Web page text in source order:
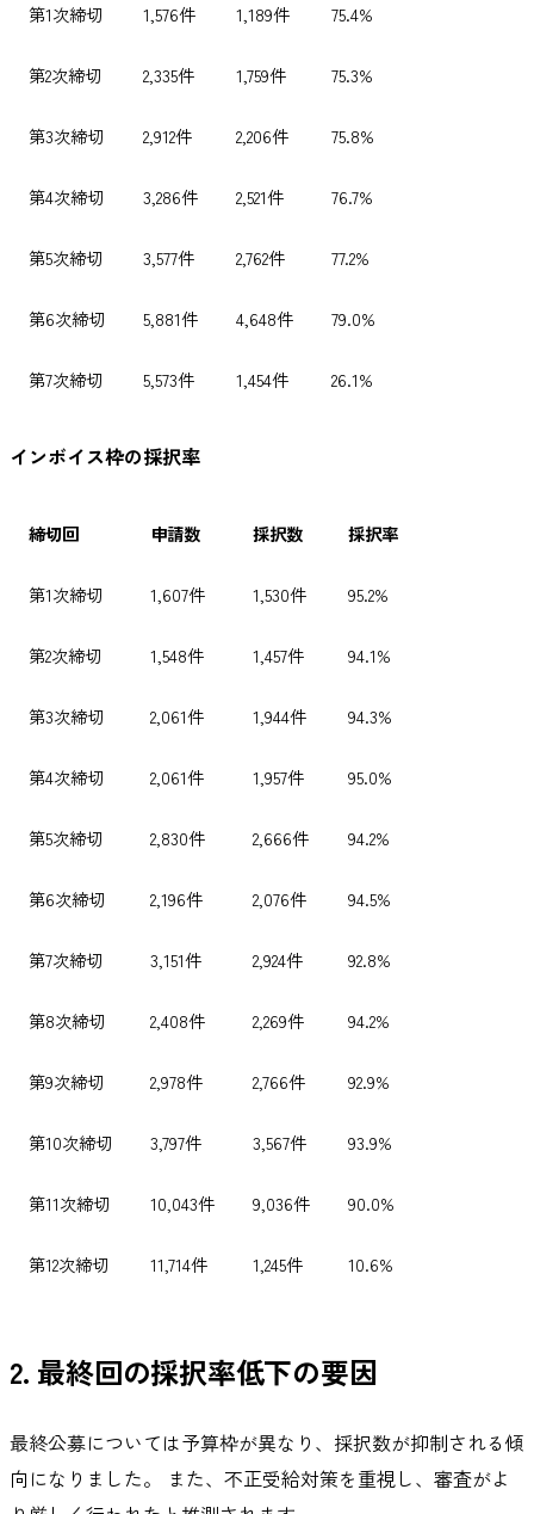
第1次締切 1,576件 1,189件 75.4%
第2次締切 2,335件 1,759件 75.3%
第3次締切 2,912件 2,206件 75.8%
第4次締切 3,286件 2,521件 76.7%
第5次締切 3,577件 2,762件 77.2%
第6次締切 5,881件 4,648件 79.0%
第7次締切 5,573件 1,454件 26.1%
インボイス枠の採択率
締切回 申請数 採択数 採択率
第1次締切 1,607件 1,530件 95.2%
第2次締切 1,548件 1,457件 94.1%
第3次締切 2,061件 1,944件 94.3%
第4次締切 2,061件 1,957件 95.0%
第5次締切 2,830件 2,666件 94.2%
第6次締切 2,196件 2,076件 94.5%
第7次締切 3,151件 2,924件 92.8%
第8次締切 2,408件 2,269件 94.2%
第9次締切 2,978件 2,766件 92.9%
第10次締切 3,797件 3,567件 93.9%
第11次締切 10,043件 9,036件 90.0%
第12次締切 11,714件 1,245件 10.6%
2. 最終回の採択率低下の要因
最終公募については予算枠が異なり、採択数が抑制される傾
向になりました。 また、不正受給対策を重視し、審査がよ